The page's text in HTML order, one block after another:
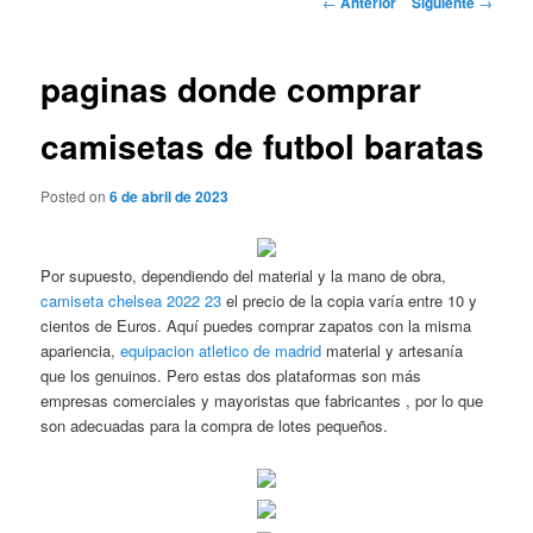
paginas donde comprar
camisetas de futbol baratas
Posted on6 de abril de 2023
Por supuesto, dependiendo del material y la mano de obra,
camiseta chelsea 2022 23 el precio de la copia varía entre 10 y
cientos de Euros. Aquí puedes comprar zapatos con la misma
apariencia,equipacion atletico de madrid material y artesanía
que los genuinos. Pero estas dos plataformas son más
empresas comerciales y mayoristas que fabricantes , por lo que
son adecuadas para la compra de lotes pequeños.